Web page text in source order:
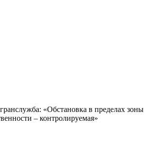
«Обстановка в пределах зоны
– контролируемая»